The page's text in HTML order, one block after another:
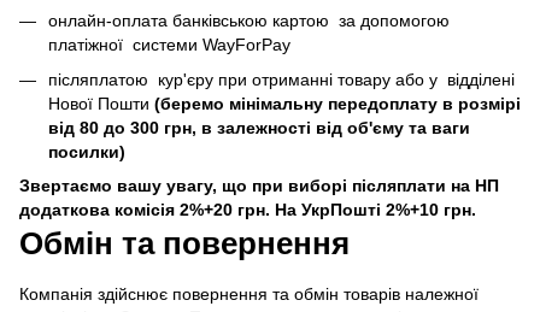
онлайн-оплата банківською картою за допомогою
платіжної системи WayForPay
післяплатою кур'єру при отриманні товару або у відділені
Нової Пошти (беремо мінімальну передоплату в розмірі
від 80 до 300 грн, в залежності від об'єму та ваги
посилки)
Звертаємо вашу увагу, що при виборі післяплати на НП
додаткова комісія 2%+20 грн. На УкрПошті 2%+10 грн.
Обмін та повернення
Компанія здійснює повернення та обмін товарів належної